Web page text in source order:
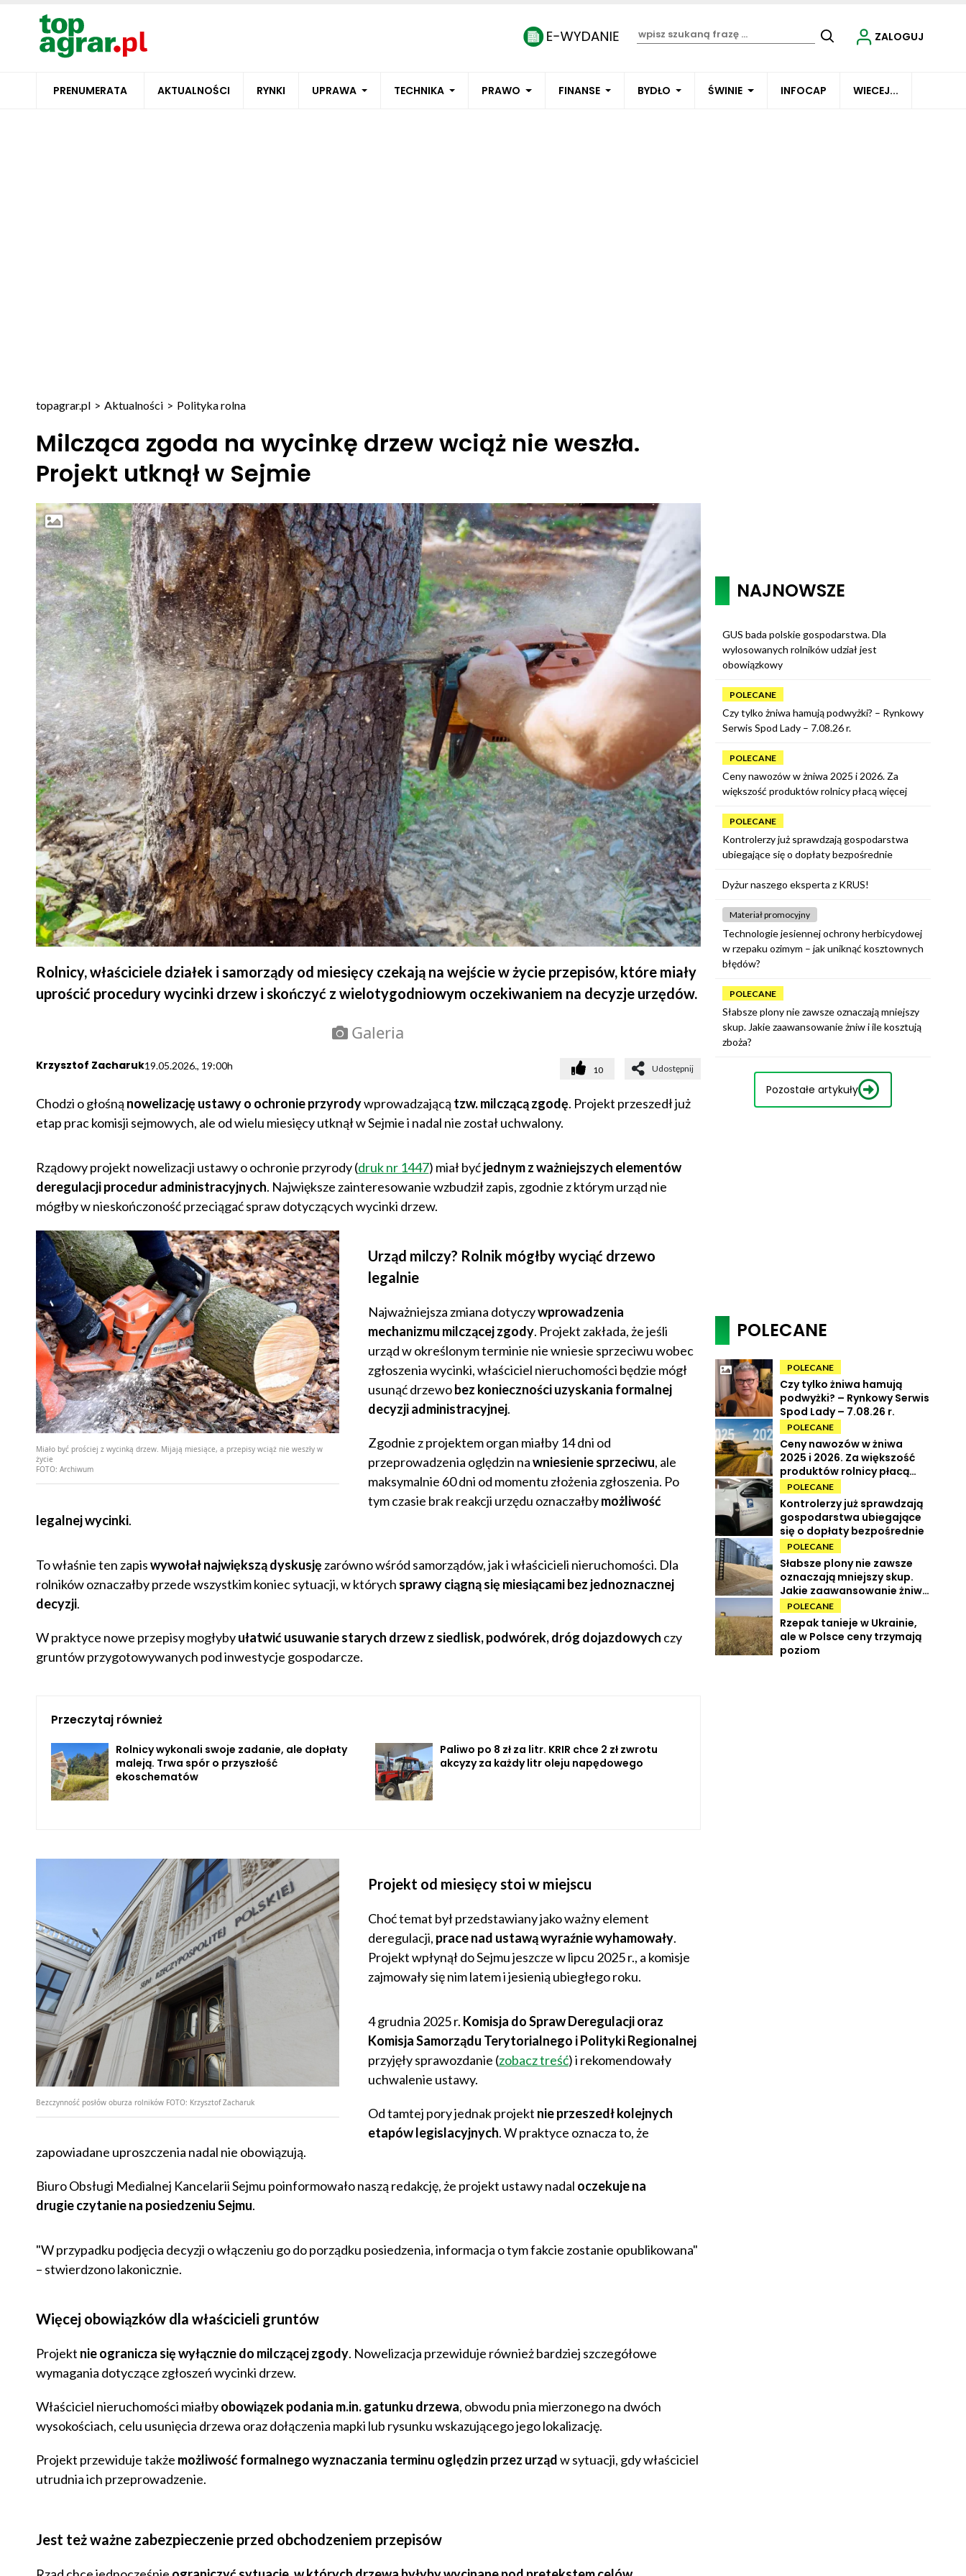
PRENUMERATA AKTUALNOŚCI RYNKI UPRAWA TECHNIKA PRAWO FINANSE BYDŁO ŚWINIE INFOCAP WIECEJ...
ZALOGUJ
topagrar.pl > Aktualności > Polityka rolna
Milcząca zgoda na wycinkę drzew wciąż nie weszła.
Projekt utknął w Sejmie
Rolnicy, właściciele działek i samorządy od miesięcy czekają na wejście w życie przepisów, które miały
uprościć procedury wycinki drzew i skończyć z wielotygodniowym oczekiwaniem na decyzje urzędów.
Galeria
Krzysztof Zacharuk19.05.2026., 19:00h 10 Udostępnij
Chodzi o głośną nowelizację ustawy o ochronie przyrodywprowadzającą tzw. milczącą zgodę. Projekt przeszedł już
etap prac komisji sejmowych, ale od wielu miesięcy utknął w Sejmie i nadal nie został uchwalony.
Rządowy projekt nowelizacji ustawy o ochronie przyrody (druk nr 1447) miał byćjednym z ważniejszych elementów
deregulacji procedur administracyjnych. Największe zainteresowanie wzbudził zapis, zgodnie z którym urząd nie
mógłby w nieskończoność przeciągać spraw dotyczących wycinki drzew.
Miało być prościej z wycinką drzew. Mijają miesiące, a przepisy wciąż nie weszły w
życie
FOTO: Archiwum
Urząd milczy? Rolnik mógłby wyciąć drzewo
legalnie
Najważniejsza zmiana dotyczywprowadzenia
mechanizmu milczącej zgody. Projekt zakłada, że jeśli
urząd w określonym terminie nie wniesie sprzeciwu wobec
zgłoszenia wycinki, właściciel nieruchomości będzie mógł
usunąć drzewobez konieczności uzyskania formalnej
decyzji administracyjnej.
Zgodnie z projektem organ miałby 14 dni od
przeprowadzenia oględzin nawniesienie sprzeciwu, ale
maksymalnie 60 dni od momentu złożenia zgłoszenia. Po
tym czasie brak reakcji urzędu oznaczałbymożliwość
legalnej wycinki.
To właśnie ten zapiswywołał największą dyskusję zarówno wśród samorządów, jak i właścicieli nieruchomości. Dla
rolników oznaczałby przede wszystkim koniec sytuacji, w których sprawy ciągną się miesiącami bez jednoznacznej
decyzji.
W praktyce nowe przepisy mogłybyułatwić usuwanie starych drzew z siedlisk, podwórek, dróg dojazdowych czy
gruntów przygotowywanych pod inwestycje gospodarcze.
Przeczytaj również
Rolnicy wykonali swoje zadanie, ale dopłaty
maleją. Trwa spór o przyszłość
ekoschematów
Paliwo po 8 zł za litr. KRIR chce 2 zł zwrotu
akcyzy za każdy litr oleju napędowego
Bezczynność posłów oburza rolników FOTO: Krzysztof Zacharuk
Projekt od miesięcy stoi w miejscu
Choć temat był przedstawiany jako ważny element
deregulacji, prace nad ustawą wyraźnie wyhamowały.
Projekt wpłynął do Sejmu jeszcze w lipcu 2025 r., a komisje
zajmowały się nim latem i jesienią ubiegłego roku.
4 grudnia 2025 r. Komisja do Spraw Deregulacji oraz
Komisja Samorządu Terytorialnego i Polityki Regionalnej
przyjęły sprawozdanie (zobacz treść) i rekomendowały
uchwalenie ustawy.
Od tamtej pory jednak projekt nie przeszedł kolejnych
etapów legislacyjnych. W praktyce oznacza to, że
zapowiadane uproszczenia nadal nie obowiązują.
Biuro Obsługi Medialnej Kancelarii Sejmu poinformowało naszą redakcję, że projekt ustawy nadal oczekuje na
drugie czytanie na posiedzeniu Sejmu.
"W przypadku podjęcia decyzji o włączeniu go do porządku posiedzenia, informacja o tym fakcie zostanie opublikowana"
– stwierdzono lakonicznie.
Więcej obowiązków dla właścicieli gruntów
Projekt nie ogranicza się wyłącznie do milczącej zgody. Nowelizacja przewiduje również bardziej szczegółowe
wymagania dotyczące zgłoszeń wycinki drzew.
Właściciel nieruchomości miałbyobowiązek podania m.in. gatunku drzewa, obwodu pnia mierzonego na dwóch
wysokościach, celu usunięcia drzewa oraz dołączenia mapki lub rysunku wskazującego jego lokalizację.
Projekt przewiduje także możliwość formalnego wyznaczania terminu oględzin przez urządw sytuacji, gdy właściciel
utrudnia ich przeprowadzenie.
Jest też ważne zabezpieczenie przed obchodzeniem przepisów
NAJNOWSZE
GUS bada polskie gospodarstwa. Dla
wylosowanych rolników udział jest
obowiązkowy
POLECANE
Czy tylko żniwa hamują podwyżki? – Rynkowy
Serwis Spod Lady – 7.08.26 r.
POLECANE
Ceny nawozów w żniwa 2025 i 2026. Za
większość produktów rolnicy płacą więcej
POLECANE
Kontrolerzy już sprawdzają gospodarstwa
ubiegające się o dopłaty bezpośrednie
Dyżur naszego eksperta z KRUS!
Materiał promocyjny
Technologie jesiennej ochrony herbicydowej
w rzepaku ozimym – jak uniknąć kosztownych
błędów?
POLECANE
Słabsze plony nie zawsze oznaczają mniejszy
skup. Jakie zaawansowanie żniw i ile kosztują
zboża?
Pozostałe artykuły
POLECANE
POLECANE
Czy tylko żniwa hamują
podwyżki? – Rynkowy Serwis
Spod Lady – 7.08.26 r.
POLECANE
Ceny nawozów w żniwa
2025 i 2026. Za większość
produktów rolnicy płacą
więcej
POLECANE
Kontrolerzy już sprawdzają
gospodarstwa ubiegające
się o dopłaty bezpośrednie
POLECANE
Słabsze plony nie zawsze
oznaczają mniejszy skup.
Jakie zaawansowanie żniw i
ile kosztują zboża?
POLECANE
Rzepak tanieje w Ukrainie,
ale w Polsce ceny trzymają
poziom